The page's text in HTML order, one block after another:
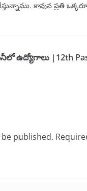
కావున ప్రతి
ఉద్యోగాలు |12th
published.